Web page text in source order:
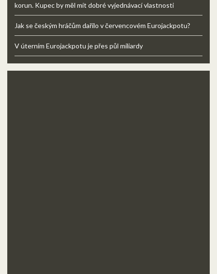
korun. Kupec by měl mít dobré vyjednávací vlastnosti
Jak se českým hráčům dařilo v červencovém Eurojackpotu?
V úterním Eurojackpotu je přes půl miliardy